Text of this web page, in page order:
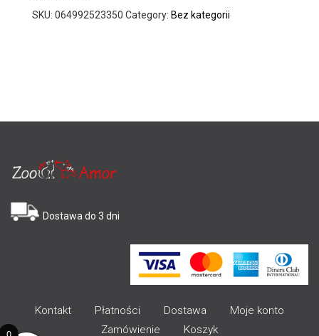
SKU: 064992523350 Category: Bez kategorii
Dostawa do 3 dni
Kontakt Płatności Dostawa
Moje konto
Zamówienie
Koszyk